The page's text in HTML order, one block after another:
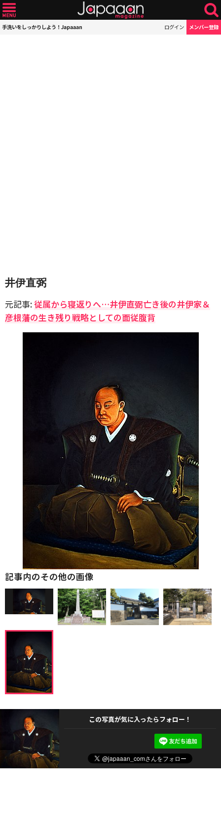
手洗いをしっかりしよう！Japaaan ログイン メンバー登録
井伊直弼
元記事:従属から寝返りへ…井伊直弼亡き後の井伊家＆
彦根藩の生き残り戦略としての面従腹背
記事内のその他の画像
この写真が気に入ったらフォロー！